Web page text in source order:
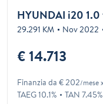
29.291 KM Nov 2022
€ 14.713
Finanzia da € 202/mese
TAEG 10.1% TAN 7.45%